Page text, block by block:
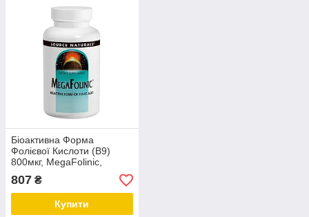
Біоактивна Форма
Фолієвої Кислоти (В9)
800мкг, MegaFolinic,
Source Naturals, 120
таблеток
807 ₴
Купити